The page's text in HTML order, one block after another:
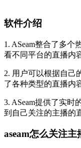
软件介绍
1. ASeam整合了多
看不同平台的直播内
2. 用户可以根据自己
了各种类型的直播内
3. ASeam提供了实时
到自己关注的主播的
aseam怎么关注主